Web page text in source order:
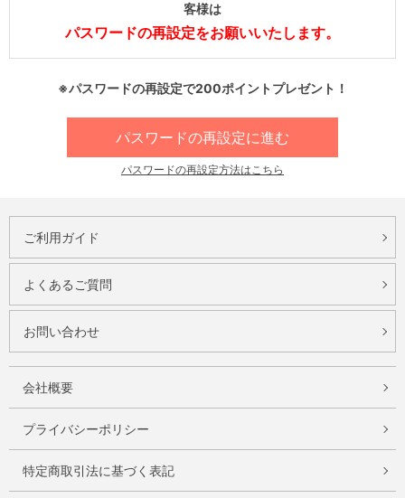
客様は
パスワードの再設定をお願いいたします。
※パスワードの再設定で200ポイントプレゼント！
パスワードの再設定に進む
パスワードの再設定方法はこちら
ご利用ガイド
よくあるご質問
お問い合わせ
会社概要
プライバシーポリシー
特定商取引法に基づく表記